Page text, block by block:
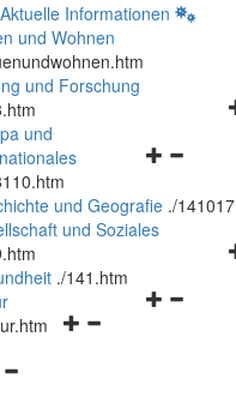
Informationen
und Wohnen
und Forschung
und
schließen
und
und Geografie ./
und Soziales
./141.htm
Navigationsmenü